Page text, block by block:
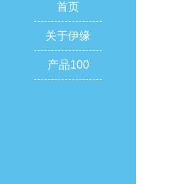
首页
关于伊缘
产品100